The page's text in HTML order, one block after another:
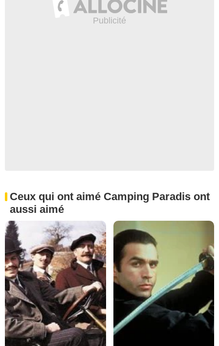
Ceux qui ont aimé Camping Paradis ont
aussi aimé